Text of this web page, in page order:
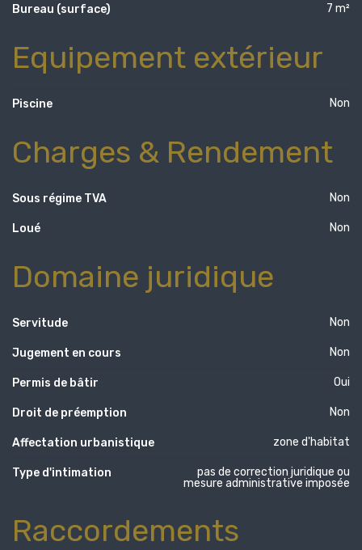
Bureau (surface) 7 m²
Equipement extérieur
Piscine Non
Charges & Rendement
Sous régime TVA Non
Loué Non
Domaine juridique
Servitude Non
Jugement en cours Non
Permis de bâtir Oui
Droit de préemption Non
Affectation urbanistique zone d'habitat
Type d'intimation
pas de correction juridique ou
mesure administrative imposée
Raccordements